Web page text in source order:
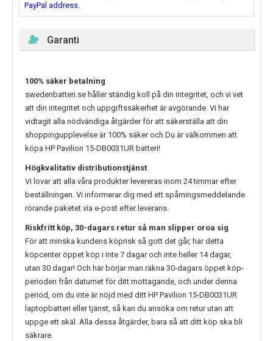
PayPal address.
Garanti
100% säker betalning
swedenbatteri.se håller ständig koll på din integritet, och vi vet
att din integritet och uppgiftssäkerhet är avgörande. Vi har
vidtagit alla nödvändiga åtgärder för att säkerställa att din
shoppingupplevelse är 100% säker och Du är välkommen att
köpa HP Pavilion 15-DB0031UR batteri!
Högkvalitativ distributionstjänst
Vi lovar att alla våra produkter levereras inom 24 timmar efter
beställningen. Vi informerar dig med ett spårningsmeddelande
rörande paketet via e-post efter leverans.
Riskfritt köp, 30-dagars retur så man slipper oroa sig
För att minska kundens köprisk så gott det går, har detta
köpcenter öppet köp i inte 7 dagar och inte heller 14 dagar,
utan 30 dagar! Och här börjar man räkna 30-dagars öppet köp-
perioden från datumet för ditt mottagande, och under denna
period, om du inte är nöjd med ditt HP Pavilion 15-DB0031UR
laptopbatteri eller tjänst, så kan du ansöka om retur utan att
uppge ett skäl. Alla dessa åtgärder, bara så att ditt köp ska bli
säkrare.